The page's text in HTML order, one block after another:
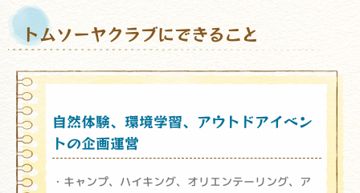
トムソーヤクラブにできること
自然体験、環境学習、アウトドアイベン
トの企画運営
キャンプ、ハイキング、オリエンテーリング、ア